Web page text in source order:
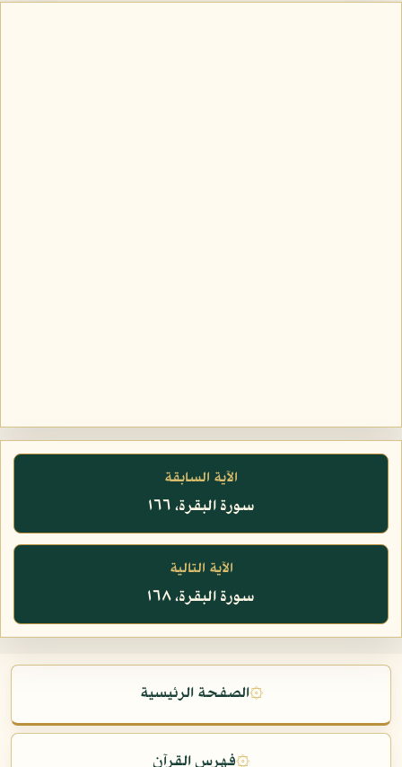
الآية السابقة
سورة البقرة، ١٦٦
الآية التالية
سورة البقرة، ١٦٨
۞الصفحة الرئيسية
۞فهرس القرآن